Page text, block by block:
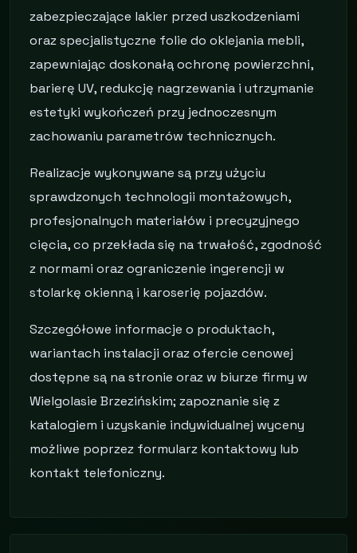
zabezpieczające lakier przed uszkodzeniami
oraz specjalistyczne folie do oklejania mebli,
zapewniając doskonałą ochronę powierzchni,
barierę UV, redukcję nagrzewania i utrzymanie
estetyki wykończeń przy jednoczesnym
zachowaniu parametrów technicznych.
Realizacje wykonywane są przy użyciu
sprawdzonych technologii montażowych,
profesjonalnych materiałów i precyzyjnego
cięcia, co przekłada się na trwałość, zgodność
z normami oraz ograniczenie ingerencji w
stolarkę okienną i karoserię pojazdów.
Szczegółowe informacje o produktach,
wariantach instalacji oraz ofercie cenowej
dostępne są na stronie oraz w biurze firmy w
Wielgolasie Brzezińskim; zapoznanie się z
katalogiem i uzyskanie indywidualnej wyceny
możliwe poprzez formularz kontaktowy lub
kontakt telefoniczny.